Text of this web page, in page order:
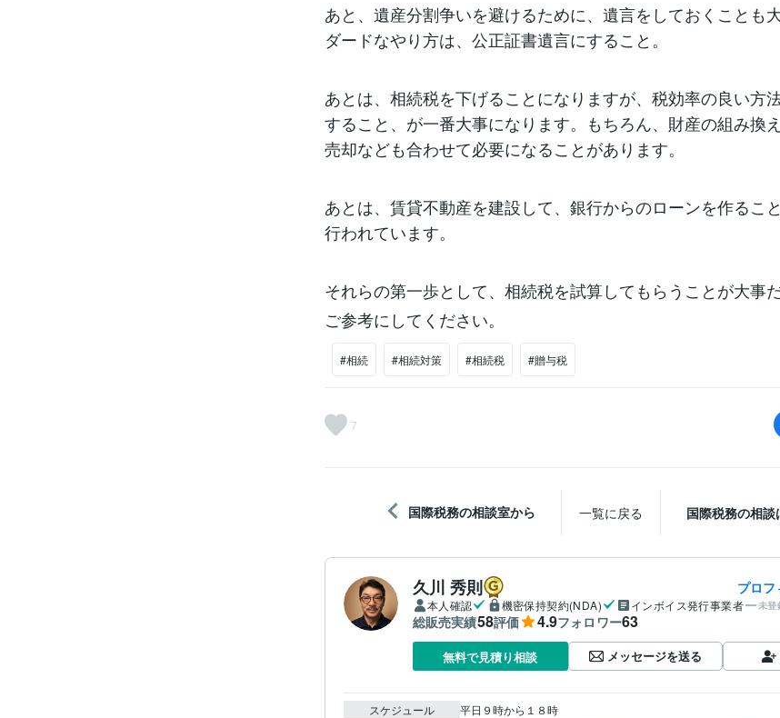
あと、遺産分割争いを避けるために、遺言をしておくことも
ダードなやり方は、公正証書遺言にすること。
あとは、相続税を下げることになりますが、税効率の良い方
すること、が一番大事になります。もちろん、財産の組み換
売却なども合わせて必要になることがあります。
あとは、賃貸不動産を建設して、銀行からのローンを作るこ
行われています。
それらの第一歩として、相続税を試算してもらうことが大事
ご参考にしてください。
#相続 #相続対策 #相続税 #贈与税
7
国際税務の相談室から 一覧に戻る 国際税務の相談
久川 秀則 プロフ
本人確認 機密保持契約(NDA) インボイス発行事業者 未登
総販売実績58評価 4.9フォロワー63
無料で見積り相談 メッセージを送る
スケジュール
平日９時から１８時